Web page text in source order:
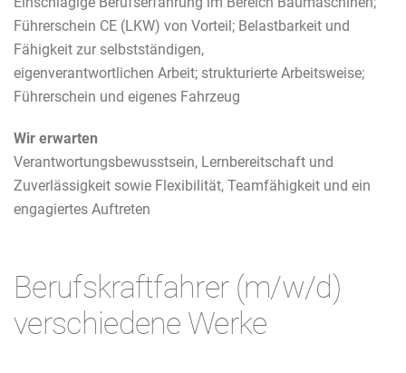
Führerschein CE (LKW) von Vorteil; Belastbarkeit und
Fähigkeit zur selbstständigen,
eigenverantwortlichen Arbeit; strukturierte Arbeitsweise;
Führerschein und eigenes Fahrzeug
Wir erwarten
Verantwortungsbewusstsein, Lernbereitschaft und
Zuverlässigkeit sowie Flexibilität, Teamfähigkeit und ein
engagiertes Auftreten
Berufskraftfahrer (m/w/d)
verschiedene Werke